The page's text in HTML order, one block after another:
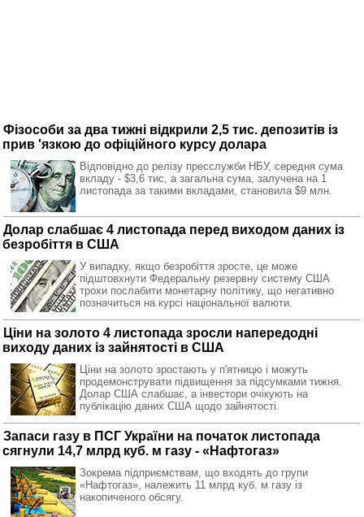
Фізособи за два тижні відкрили 2,5 тис. депозитів із
прив 'язкою до офіційного курсу долара
Відповідно до релізу пресслужби НБУ, середня сума
вкладу - $3,6 тис, а загальна сума, залучена на 1
листопада за такими вкладами, становила $9 млн.
Долар слабшає 4 листопада перед виходом даних із
безробіття в США
У випадку, якщо безробіття зросте, це може
підштовхнути Федеральну резервну систему США
трохи послабити монетарну політику, що негативно
позначиться на курсі національної валюти.
Ціни на золото 4 листопада зросли напередодні
виходу даних із зайнятості в США
Ціни на золото зростають у п'ятницю і можуть
продемонструвати підвищення за підсумками тижня.
Долар США слабшає, а інвестори очікують на
публікацію даних США щодо зайнятості.
Запаси газу в ПСГ України на початок листопада
сягнули 14,7 млрд куб. м газу - «Нафтогаз»
Зокрема підприємствам, що входять до групи
«Нафтогаз», належить 11 млрд куб. м газу із
накопиченого обсягу.